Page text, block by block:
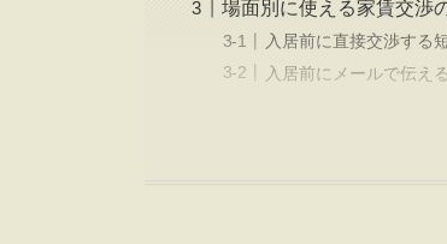
場面別に使える家賃交渉
入居前に直接交渉する
入居前にメールで伝え